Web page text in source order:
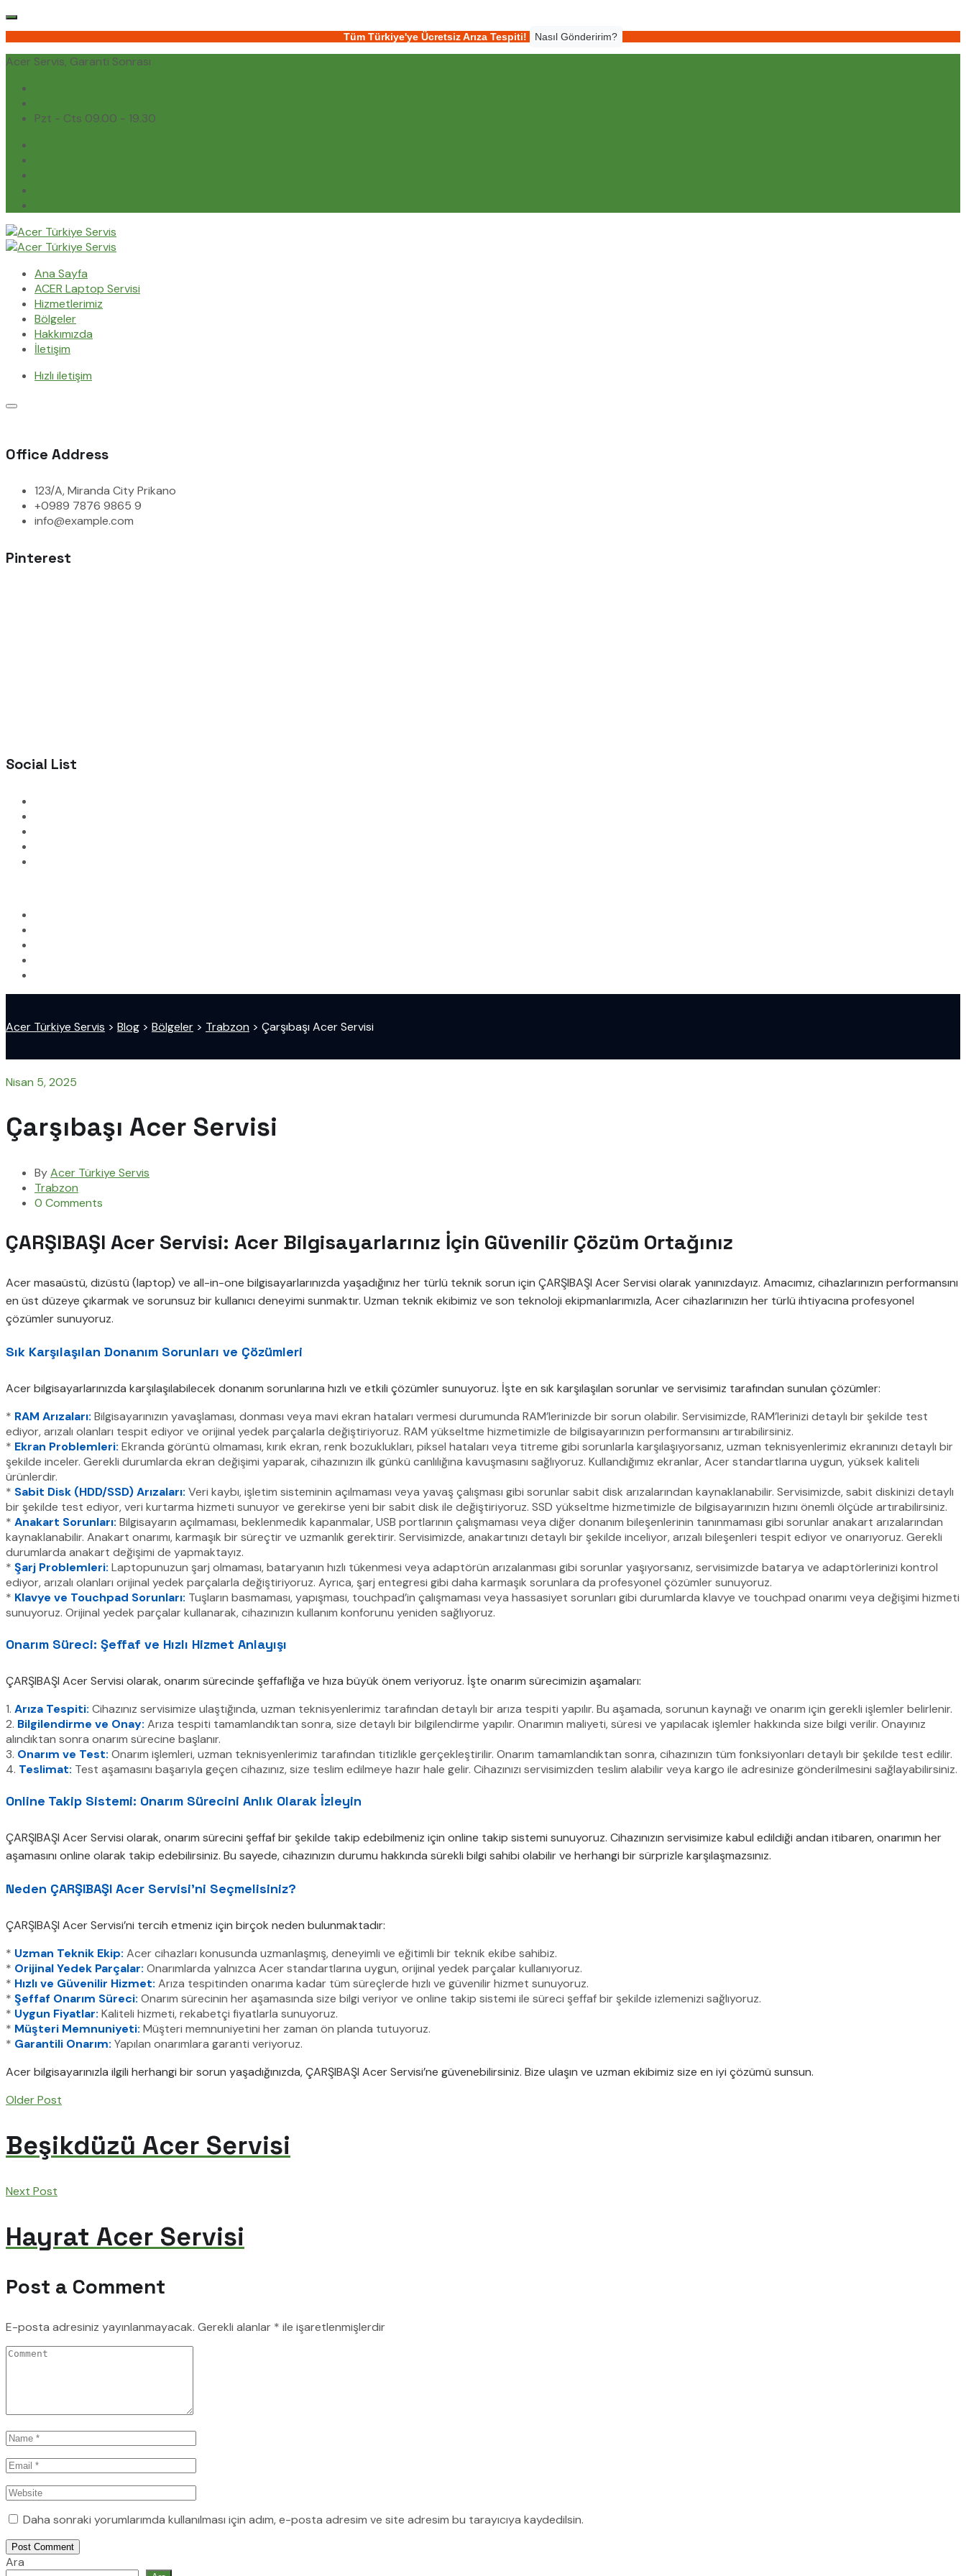
Tüm Türkiye'ye Ücretsiz Arıza Tespiti! Nasıl Gönderirim?
Acer Servis, Garanti Sonrası
Pzt - Cts 09.00 - 19.30
Ana Sayfa
ACER Laptop Servisi
Hizmetlerimiz
Bölgeler
Hakkımızda
İletişim
Hızlı iletişim
Office Address
123/A, Miranda City Prikano
+0989 7876 9865 9
info@example.com
Pinterest
Social List
Acer Türkiye Servis > Blog > Bölgeler > Trabzon > Çarşıbaşı Acer Servisi
Nisan 5, 2025
Çarşıbaşı Acer Servisi
ByAcer Türkiye Servis
Trabzon
0 Comments
ÇARŞIBAŞI Acer Servisi: Acer Bilgisayarlarınız İçin Güvenilir Çözüm Ortağınız
Acer masaüstü, dizüstü (laptop) ve all-in-one bilgisayarlarınızda yaşadığınız her türlü teknik sorun için ÇARŞIBAŞI Acer Servisi olarak yanınızdayız. Amacımız, cihazlarınızın performansını
en üst düzeye çıkarmak ve sorunsuz bir kullanıcı deneyimi sunmaktır. Uzman teknik ekibimiz ve son teknoloji ekipmanlarımızla, Acer cihazlarınızın her türlü ihtiyacına profesyonel
çözümler sunuyoruz.
Sık Karşılaşılan Donanım Sorunları ve Çözümleri
Acer bilgisayarlarınızda karşılaşılabilecek donanım sorunlarına hızlı ve etkili çözümler sunuyoruz. İşte en sık karşılaşılan sorunlar ve servisimiz tarafından sunulan çözümler:
* RAM Arızaları: Bilgisayarınızın yavaşlaması, donması veya mavi ekran hataları vermesi durumunda RAM’lerinizde bir sorun olabilir. Servisimizde, RAM’lerinizi detaylı bir şekilde test
ediyor, arızalı olanları tespit ediyor ve orijinal yedek parçalarla değiştiriyoruz. RAM yükseltme hizmetimizle de bilgisayarınızın performansını artırabilirsiniz.
* Ekran Problemleri: Ekranda görüntü olmaması, kırık ekran, renk bozuklukları, piksel hataları veya titreme gibi sorunlarla karşılaşıyorsanız, uzman teknisyenlerimiz ekranınızı detaylı bir
şekilde inceler. Gerekli durumlarda ekran değişimi yaparak, cihazınızın ilk günkü canlılığına kavuşmasını sağlıyoruz. Kullandığımız ekranlar, Acer standartlarına uygun, yüksek kaliteli
ürünlerdir.
* Sabit Disk (HDD/SSD) Arızaları: Veri kaybı, işletim sisteminin açılmaması veya yavaş çalışması gibi sorunlar sabit disk arızalarından kaynaklanabilir. Servisimizde, sabit diskinizi detaylı
bir şekilde test ediyor, veri kurtarma hizmeti sunuyor ve gerekirse yeni bir sabit disk ile değiştiriyoruz. SSD yükseltme hizmetimizle de bilgisayarınızın hızını önemli ölçüde artırabilirsiniz.
* Anakart Sorunları: Bilgisayarın açılmaması, beklenmedik kapanmalar, USB portlarının çalışmaması veya diğer donanım bileşenlerinin tanınmaması gibi sorunlar anakart arızalarından
kaynaklanabilir. Anakart onarımı, karmaşık bir süreçtir ve uzmanlık gerektirir. Servisimizde, anakartınızı detaylı bir şekilde inceliyor, arızalı bileşenleri tespit ediyor ve onarıyoruz. Gerekli
durumlarda anakart değişimi de yapmaktayız.
* Şarj Problemleri: Laptopunuzun şarj olmaması, bataryanın hızlı tükenmesi veya adaptörün arızalanması gibi sorunlar yaşıyorsanız, servisimizde batarya ve adaptörlerinizi kontrol
ediyor, arızalı olanları orijinal yedek parçalarla değiştiriyoruz. Ayrıca, şarj entegresi gibi daha karmaşık sorunlara da profesyonel çözümler sunuyoruz.
* Klavye ve Touchpad Sorunları: Tuşların basmaması, yapışması, touchpad’in çalışmaması veya hassasiyet sorunları gibi durumlarda klavye ve touchpad onarımı veya değişimi hizmeti
sunuyoruz. Orijinal yedek parçalar kullanarak, cihazınızın kullanım konforunu yeniden sağlıyoruz.
Onarım Süreci: Şeffaf ve Hızlı Hizmet Anlayışı
ÇARŞIBAŞI Acer Servisi olarak, onarım sürecinde şeffaflığa ve hıza büyük önem veriyoruz. İşte onarım sürecimizin aşamaları:
1. Arıza Tespiti: Cihazınız servisimize ulaştığında, uzman teknisyenlerimiz tarafından detaylı bir arıza tespiti yapılır. Bu aşamada, sorunun kaynağı ve onarım için gerekli işlemler belirlenir.
2. Bilgilendirme ve Onay: Arıza tespiti tamamlandıktan sonra, size detaylı bir bilgilendirme yapılır. Onarımın maliyeti, süresi ve yapılacak işlemler hakkında size bilgi verilir. Onayınız
alındıktan sonra onarım sürecine başlanır.
3. Onarım ve Test: Onarım işlemleri, uzman teknisyenlerimiz tarafından titizlikle gerçekleştirilir. Onarım tamamlandıktan sonra, cihazınızın tüm fonksiyonları detaylı bir şekilde test edilir.
4. Teslimat: Test aşamasını başarıyla geçen cihazınız, size teslim edilmeye hazır hale gelir. Cihazınızı servisimizden teslim alabilir veya kargo ile adresinize gönderilmesini sağlayabilirsiniz.
Online Takip Sistemi: Onarım Sürecini Anlık Olarak İzleyin
ÇARŞIBAŞI Acer Servisi olarak, onarım sürecini şeffaf bir şekilde takip edebilmeniz için online takip sistemi sunuyoruz. Cihazınızın servisimize kabul edildiği andan itibaren, onarımın her
aşamasını online olarak takip edebilirsiniz. Bu sayede, cihazınızın durumu hakkında sürekli bilgi sahibi olabilir ve herhangi bir sürprizle karşılaşmazsınız.
Neden ÇARŞIBAŞI Acer Servisi’ni Seçmelisiniz?
ÇARŞIBAŞI Acer Servisi’ni tercih etmeniz için birçok neden bulunmaktadır:
* Uzman Teknik Ekip: Acer cihazları konusunda uzmanlaşmış, deneyimli ve eğitimli bir teknik ekibe sahibiz.
* Orijinal Yedek Parçalar: Onarımlarda yalnızca Acer standartlarına uygun, orijinal yedek parçalar kullanıyoruz.
* Hızlı ve Güvenilir Hizmet: Arıza tespitinden onarıma kadar tüm süreçlerde hızlı ve güvenilir hizmet sunuyoruz.
* Şeffaf Onarım Süreci: Onarım sürecinin her aşamasında size bilgi veriyor ve online takip sistemi ile süreci şeffaf bir şekilde izlemenizi sağlıyoruz.
* Uygun Fiyatlar: Kaliteli hizmeti, rekabetçi fiyatlarla sunuyoruz.
* Müşteri Memnuniyeti: Müşteri memnuniyetini her zaman ön planda tutuyoruz.
* Garantili Onarım: Yapılan onarımlara garanti veriyoruz.
Acer bilgisayarınızla ilgili herhangi bir sorun yaşadığınızda, ÇARŞIBAŞI Acer Servisi’ne güvenebilirsiniz. Bize ulaşın ve uzman ekibimiz size en iyi çözümü sunsun.
Older Post
Beşikdüzü Acer Servisi
Next Post
Hayrat Acer Servisi
Post a Comment
E-posta adresiniz yayınlanmayacak. Gerekli alanlar * ile işaretlenmişlerdir
Daha sonraki yorumlarımda kullanılması için adım, e-posta adresim ve site adresim bu tarayıcıya kaydedilsin.
Post Comment
Ara